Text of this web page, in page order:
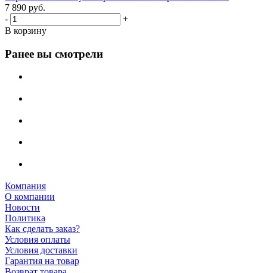
7 890 руб.
-
+
В корзину
Ранее вы смотрели
Компания
О компании
Новости
Политика
Как сделать заказ?
Условия оплаты
Условия доставки
Гарантия на товар